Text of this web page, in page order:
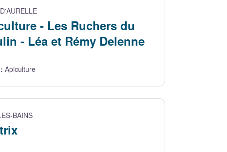
- Les Ruchers du
- Léa et Rémy Delenne
: Apiculture
BAINS